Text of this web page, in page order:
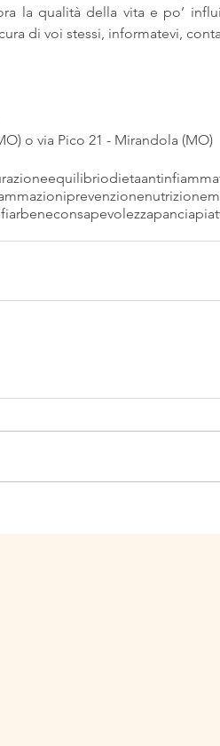
la qualità della vita e po’
di voi stessi, informatevi,
o via Pico 21 - Mirandola (MO)
equilibriodieta
prevenzionenutrizione
consapevolezza